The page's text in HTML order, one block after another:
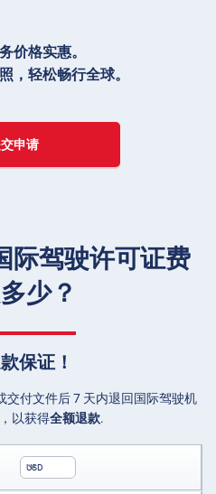
价格实惠。
，轻松畅行全球。
申请
际驾驶许可证费
少？
保证！
交付文件后 7 天内退回国际驾驶机
以获得全额退款.
USD